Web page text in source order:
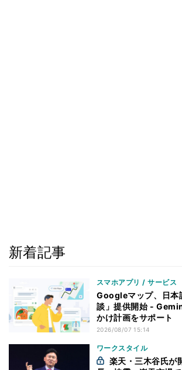
新着記事
スマホアプリ / サービス
Googleマップ、日本
談」提供開始 -
かけ計画をサポート
2026/08/07 15:14
ワークスタイル